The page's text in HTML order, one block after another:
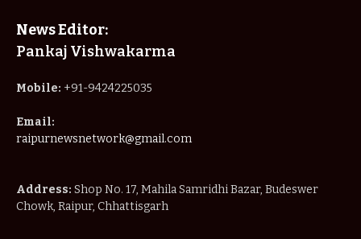
News Editor:
Pankaj Vishwakarma
Mobile: +91-9424225035
Email:
raipurnewsnetwork@gmail.com
Address: Shop No. 17, Mahila Samridhi Bazar, Budeswer
Chowk, Raipur, Chhattisgarh